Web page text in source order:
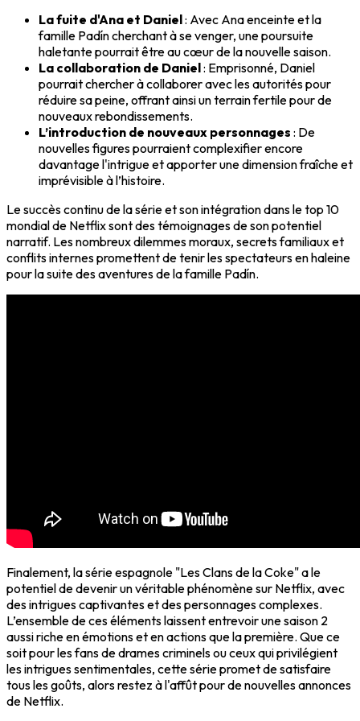
La fuite d'Ana et Daniel: Avec Ana enceinte et la
famille Padín cherchant à se venger, une poursuite
haletante pourrait être au cœur de la nouvelle saison.
La collaboration de Daniel: Emprisonné, Daniel
pourrait chercher à collaborer avec les autorités pour
réduire sa peine, offrant ainsi un terrain fertile pour de
nouveaux rebondissements.
L’introduction de nouveaux personnages : De
nouvelles figures pourraient complexifier encore
davantage l'intrigue et apporter une dimension fraîche et
imprévisible à l’histoire.
Le succès continu de la série et son intégration dans le top 10
mondial de Netflix sont des témoignages de son potentiel
narratif. Les nombreux dilemmes moraux, secrets familiaux et
conflits internes promettent de tenir les spectateurs en haleine
pour la suite des aventures de la famille Padín.
Finalement, la série espagnole "Les Clans de la Coke" a le
potentiel de devenir un véritable phénomène sur Netflix, avec
des intrigues captivantes et des personnages complexes.
L’ensemble de ces éléments laissent entrevoir une saison 2
aussi riche en émotions et en actions que la première. Que ce
soit pour les fans de drames criminels ou ceux qui privilégient
les intrigues sentimentales, cette série promet de satisfaire
tous les goûts, alors restez à l'affût pour de nouvelles annonces
de Netflix.